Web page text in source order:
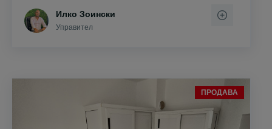
Илко Зоински
Управител
ПРОДАВА